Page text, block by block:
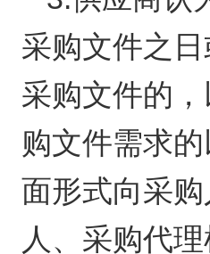
采购文件之
采购文件的
购文件需求
面形式向采
人、采购代